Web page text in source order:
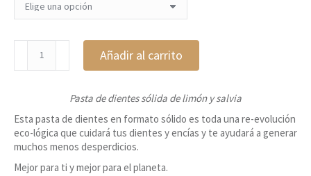
sólido,
Lamazuna
Añadir al carrito
Pasta de dientes sólida de limón y salvia
Esta pasta de dientes en formato sólido es toda una re-evolución
eco-lógica que cuidará tus dientes y encías y te ayudará a generar
muchos menos desperdicios.
Mejor para ti y mejor para el planeta.